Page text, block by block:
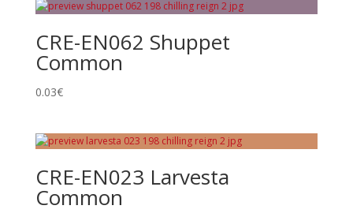
Rarità principali
Common
Uncommon
Holo Cards
tranne l’illustrazione. Non modifica rarità o
numero collezionistico.
CRE-EN062 Shuppet
Common
0.03€
CRE-EN023 Larvesta
Common